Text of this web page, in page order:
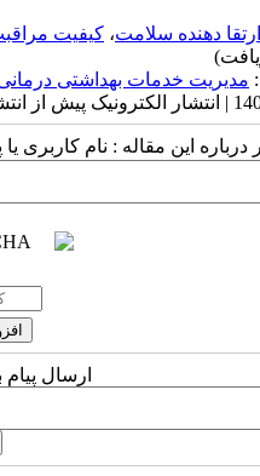
دهنده سلامت، کیفیت
مدیریت خدمات بهداشتی
درباره این مقاله : نام کاربری
ارسال